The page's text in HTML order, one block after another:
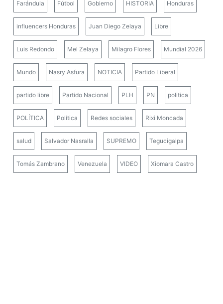
Farándula Fútbol Gobierno HISTORIA Honduras
influencers Honduras Juan Diego Zelaya Libre
Luis Redondo Mel Zelaya Milagro Flores Mundial 2026
Mundo Nasry Asfura NOTICIA Partido Liberal
partido libre Partido Nacional PLH PN politica
POLÍTICA Política Redes sociales Rixi Moncada
salud Salvador Nasralla SUPREMO Tegucigalpa
Tomás Zambrano Venezuela VIDEO Xiomara Castro